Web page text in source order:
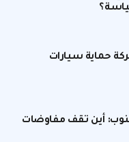
حماية سيارات
أين تقف مفاوضات